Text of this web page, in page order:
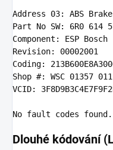
Address 03: ABS
Part No SW: 6R0 614
Component : ESP
Revision: 00002001
Coding: 213
Shop #: WSC 01357 011
VCID: 3
No
Dlouhé kódování